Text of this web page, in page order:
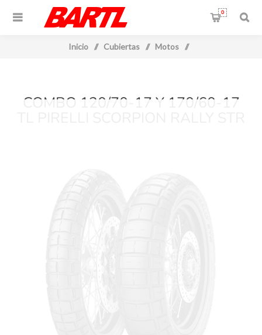
0
Inicio / Cubiertas / Motos /
COMBO 120/70-17 Y 170/60-17